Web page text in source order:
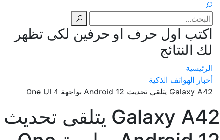
اكتب اول حرف او حرفين لكى تظهر
لك النتائج
الرئيسية
أخبار الهواتف الذكية
Galaxy A42 يتلقى تحديث Android 12 بواجهة One UI 4
Galaxy A42 يتلقى تحديث